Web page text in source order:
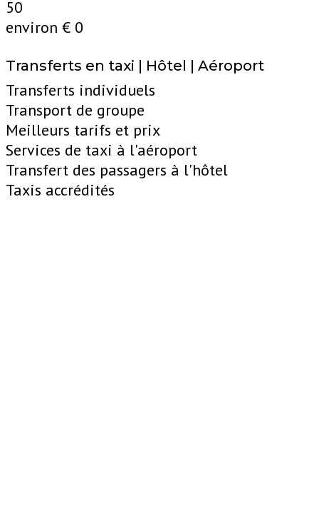
50
environ € 0
Transferts en taxi | Hôtel | Aéroport
Transferts individuels
Transport de groupe
Meilleurs tarifs et prix
Services de taxi à l'aéroport
Transfert des passagers à l'hôtel
Taxis accrédités